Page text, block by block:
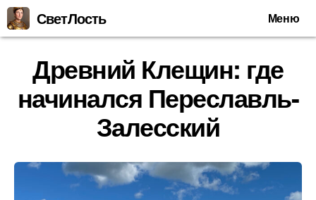
СветЛость Меню
Древний Клещин: где
начинался Переславль-
Залесский